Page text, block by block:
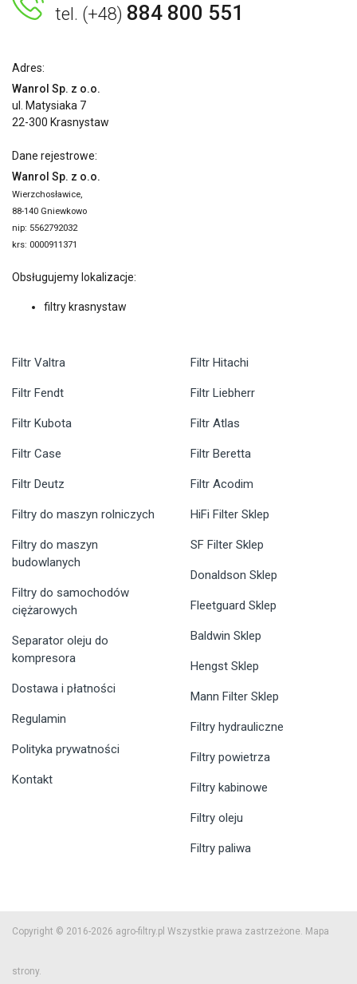
tel. (+48) 884 800 551
Adres:
Wanrol Sp. z o.o.
ul. Matysiaka 7
22-300 Krasnystaw
Dane rejestrowe:
Wanrol Sp. z o.o.
Wierzchosławice,
88-140 Gniewkowo
nip: 5562792032
krs: 0000911371
Obsługujemy lokalizacje:
filtry krasnystaw
Filtr Valtra
Filtr Fendt
Filtr Kubota
Filtr Case
Filtr Deutz
Filtr Hitachi
Filtr Liebherr
Filtr Atlas
Filtr Beretta
Filtr Acodim
Filtry do maszyn rolniczych
Filtry do maszyn
budowlanych
Filtry do samochodów
ciężarowych
Separator oleju do
kompresora
Dostawa i płatności
Regulamin
Polityka prywatności
Kontakt
HiFi Filter Sklep
SF Filter Sklep
Donaldson Sklep
Fleetguard Sklep
Baldwin Sklep
Hengst Sklep
Mann Filter Sklep
Filtry hydrauliczne
Filtry powietrza
Filtry kabinowe
Filtry oleju
Filtry paliwa
Copyright © 2016-2026 agro-filtry.pl Wszystkie prawa zastrzeżone. Mapa
strony.